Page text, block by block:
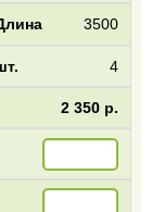
3500
4
2 350 р.